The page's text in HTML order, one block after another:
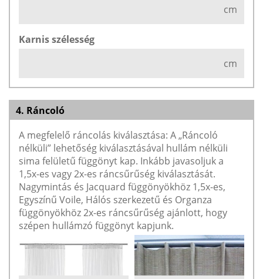
cm
Karnis szélesség
cm
4. Ráncoló
A megfelelő ráncolás kiválasztása: A „Ráncoló
nélküli” lehetőség kiválasztásával hullám nélküli
sima felületű függönyt kap. Inkább javasoljuk a
1,5x-es vagy 2x-es ráncsűrűség kiválasztását.
Nagymintás és Jacquard függönyökhöz 1,5x-es,
Egyszínű Voile, Hálós szerkezetű és Organza
függönyökhöz 2x-es ráncsűrűség ajánlott, hogy
szépen hullámzó függönyt kapjunk.